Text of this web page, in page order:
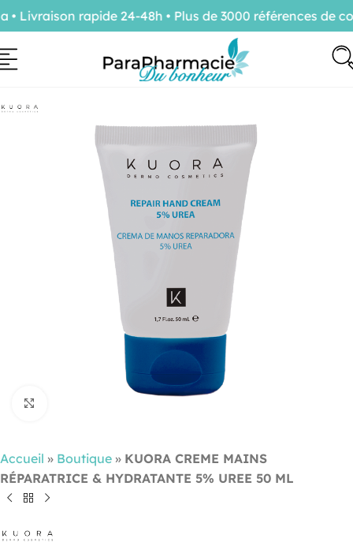
Accueil » Boutique » KUORA CREME MAINS
RÉPARATRICE & HYDRATANTE 5% UREE 50 ML
rapide 24-48h • Plus de 3000 références de